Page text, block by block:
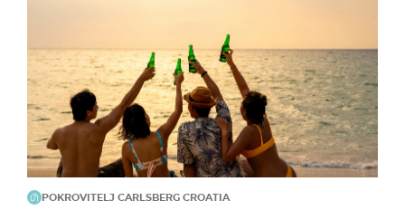
POKROVITELJ CARLSBERG CROATIA